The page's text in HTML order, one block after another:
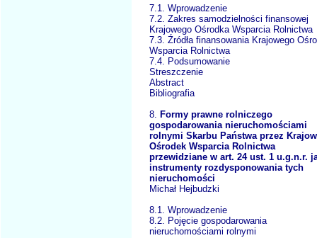
7.1. Wprowadzenie
7.2. Zakres samodzielności finansowej
Krajowego Ośrodka Wsparcia Rolnictwa
7.3. Źródła finansowania Krajowego
Wsparcia Rolnictwa
7.4. Podsumowanie
Streszczenie
Abstract
Bibliografia
8.
Formy prawne rolniczego
gospodarowania nieruchomościami
rolnymi Skarbu Państwa przez
Ośrodek Wsparcia Rolnictwa
przewidziane w art. 24 ust. 1 u.g.n.r.
instrumenty rozdysponowania tych
nieruchomości
Michał Hejbudzki
8.1. Wprowadzenie
8.2. Pojęcie gospodarowania
nieruchomościami rolnymi